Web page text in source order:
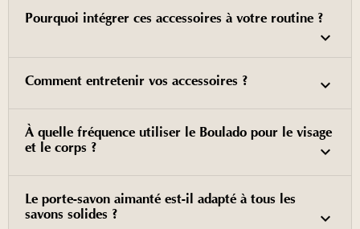
Pourquoi intégrer ces accessoires à votre routine ?
Comment entretenir vos accessoires ?
À quelle fréquence utiliser le Boulado pour le visage
et le corps ?
Le porte-savon aimanté est-il adapté à tous les
savons solides ?